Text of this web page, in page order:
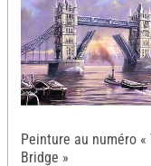
Peinture au numéro «
Bridge »